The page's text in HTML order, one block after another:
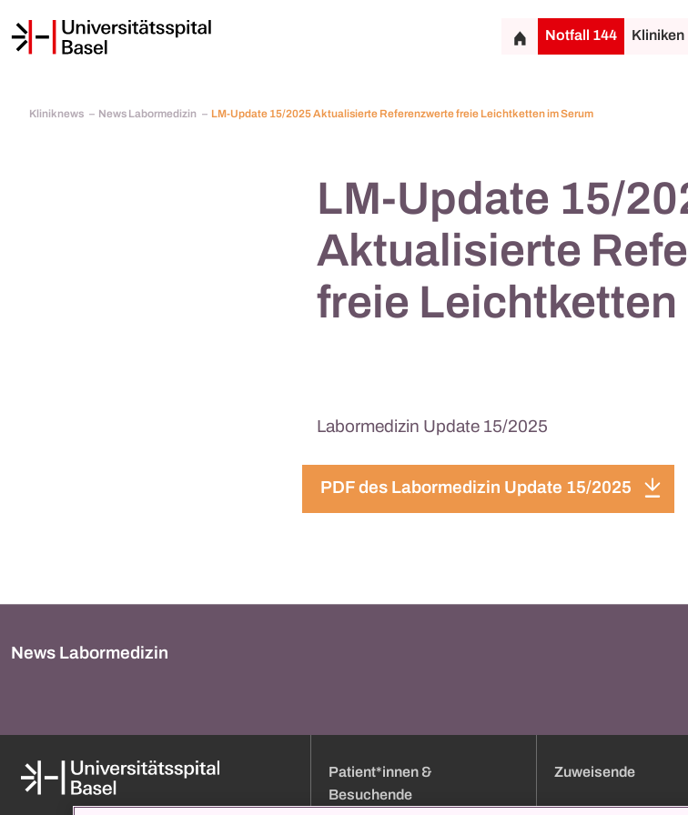
Notfall 144 Kliniken
Kliniknews News Labormedizin LM-Update 15/2025 Aktualisierte Referenzwerte freie Leichtketten im Serum
LM-Update 15/
Aktualisierte
freie Leichtketten
Labormedizin Update 15/2025
PDF des Labormedizin Update 15/2025
News Labormedizin
Patient*innen &
Besuchende
Zuweisende